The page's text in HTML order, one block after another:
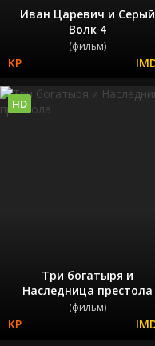
Иван Царевич и Серый
Волк 4
(фильм)
Три богатыря и
Наследница престола
(фильм)
HD